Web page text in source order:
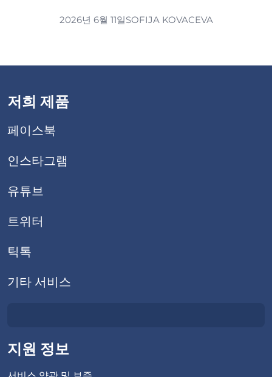
2026년 6월 11일SOFIJA KOVACEVA
저희 제품
페이스북
인스타그램
유튜브
트위터
틱톡
기타 서비스
지원 정보